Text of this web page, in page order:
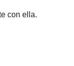
con ella.